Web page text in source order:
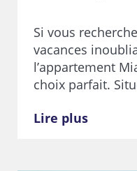
Si vous
vacances
l’appartement
choix parfait.
Lire plus